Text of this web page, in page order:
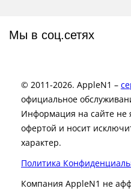
Мы в соц.сетях
© 2011-2026. AppleN1 –
официальное
Информация на сайте не
офертой и носит
характер.
Политика
Компания AppleN1 не